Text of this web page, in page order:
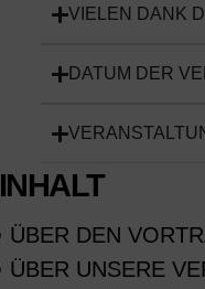
VIELEN DANK
DATUM DER
INHALT
ÜBER DEN
ÜBER UNSERE